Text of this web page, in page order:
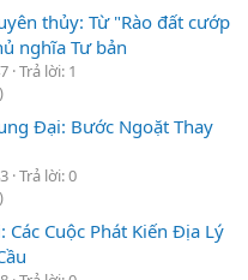
thủy: Từ "Rào đất cướp
nghĩa Tư bản
Trả lời: 1
Đại: Bước Ngoặt Thay
Trả lời: 0
Cuộc Phát Kiến Địa Lý